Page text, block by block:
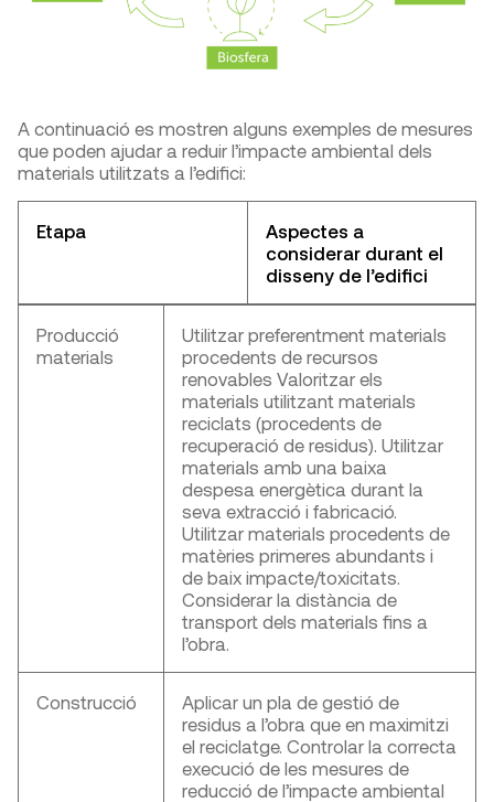
A continuació es mostren alguns exemples de mesures
que poden ajudar a reduir l’impacte ambiental dels
materials utilitzats a l’edifici:
Etapa
Aspectes a
considerar durant el
disseny de l’edifici
Producció
materials
Utilitzar preferentment materials
procedents de recursos
renovables Valoritzar els
materials utilitzant materials
reciclats (procedents de
recuperació de residus). Utilitzar
materials amb una baixa
despesa energètica durant la
seva extracció i fabricació.
Utilitzar materials procedents de
matèries primeres abundants i
de baix impacte/toxicitats.
Considerar la distància de
transport dels materials fins a
l’obra.
Construcció
Aplicar un pla de gestió de
residus a l’obra que en maximitzi
el reciclatge. Controlar la correcta
execució de les mesures de
reducció de l’impacte ambiental